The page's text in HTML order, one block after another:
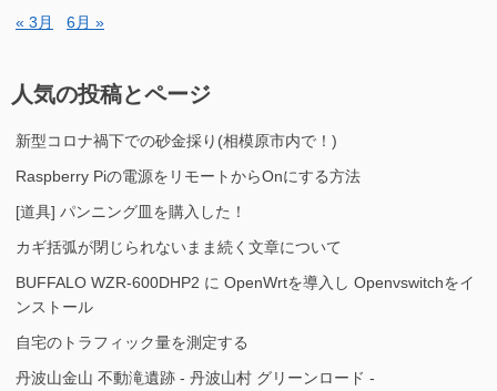
« 3月 6月 »
人気の投稿とページ
新型コロナ禍下での砂金採り(相模原市内で！)
Raspberry Piの電源をリモートからOnにする方法
[道具] パンニング皿を購入した！
カギ括弧が閉じられないまま続く文章について
BUFFALO WZR-600DHP2 に OpenWrtを導入し Openvswitchをイ
ンストール
自宅のトラフィック量を測定する
丹波山金山 不動滝遺跡 - 丹波山村 グリーンロード -